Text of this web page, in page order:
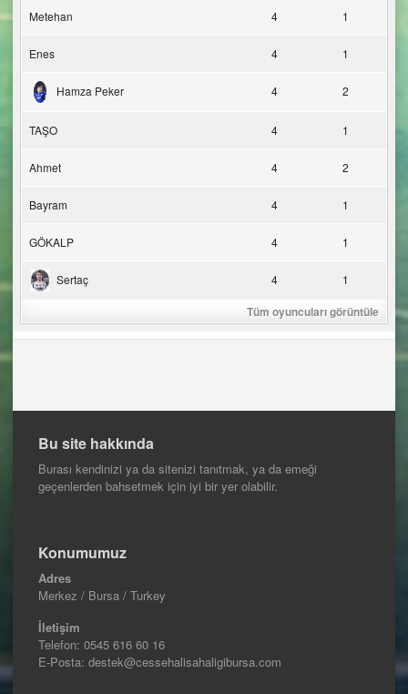
Metehan 4 1
Enes 4 1
Hamza Peker 4 2
TAŞO 4 1
Ahmet 4 2
Bayram 4 1
GÖKALP 4 1
Sertaç 4 1
Tüm oyuncuları görüntüle
Bu site hakkında
Burası kendinizi ya da sitenizi tanıtmak, ya da emeği
geçenlerden bahsetmek için iyi bir yer olabilir.
Konumumuz
Adres
Merkez / Bursa / Turkey
İletişim
Telefon: 0545 616 60 16
E-Posta: destek@cessehalisahaligibursa.com